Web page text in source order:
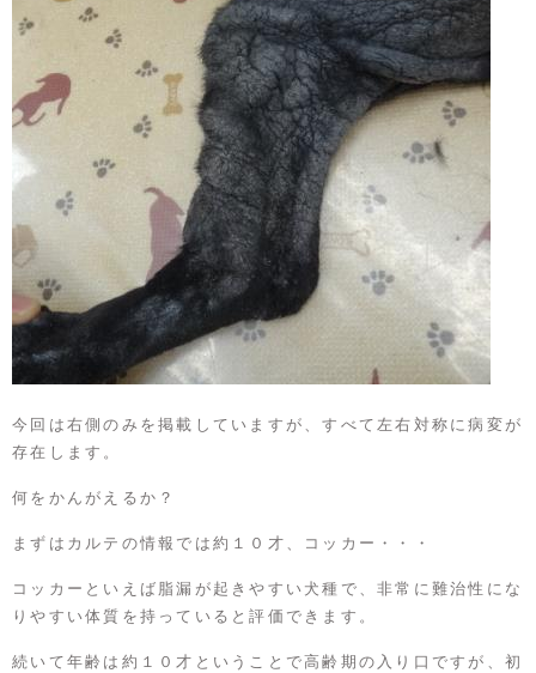
今回は右側のみを掲載していますが、すべて左右対称に病変が
存在します。
何をかんがえるか？
まずはカルテの情報では約１０才、コッカー・・・
コッカーといえば脂漏が起きやすい犬種で、非常に難治性にな
りやすい体質を持っていると評価できます。
続いて年齢は約１０才ということで高齢期の入り口ですが、初